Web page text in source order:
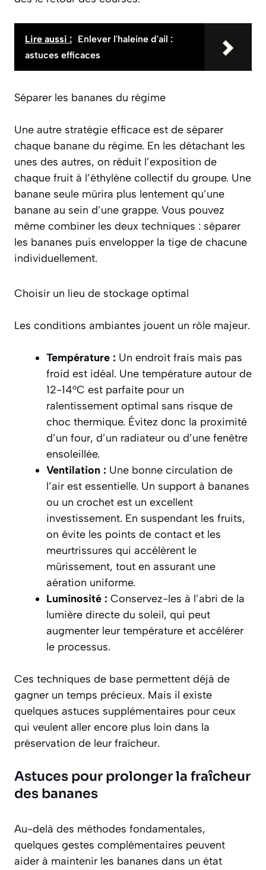
Lire aussi : Enlever l'haleine d'ail :
astuces efficaces
Séparer les bananes du régime
Une autre stratégie efficace est de séparer
chaque banane du régime. En les détachant les
unes des autres, on réduit l’exposition de
chaque fruit à l’éthylène collectif du groupe. Une
banane seule mûrira plus lentement qu’une
banane au sein d’une grappe. Vous pouvez
même combiner les deux techniques : séparer
les bananes puis envelopper la tige de chacune
individuellement.
Choisir un lieu de stockage optimal
Les conditions ambiantes jouent un rôle majeur.
Température : Un endroit frais mais pas
froid est idéal. Une température autour de
12-14°C est parfaite pour un
ralentissement optimal sans risque de
choc thermique. Évitez donc la proximité
d’un four, d’un radiateur ou d’une fenêtre
ensoleillée.
Ventilation : Une bonne circulation de
l’air est essentielle. Un support à bananes
ou un crochet est un excellent
investissement. En suspendant les fruits,
on évite les points de contact et les
meurtrissures qui accélèrent le
mûrissement, tout en assurant une
aération uniforme.
Luminosité : Conservez-les à l’abri de la
lumière directe du soleil, qui peut
augmenter leur température et accélérer
le processus.
Ces techniques de base permettent déjà de
gagner un temps précieux. Mais il existe
quelques astuces supplémentaires pour ceux
qui veulent aller encore plus loin dans la
préservation de leur fraîcheur.
Astuces pour prolonger la fraîcheur
des bananes
Au-delà des méthodes fondamentales,
quelques gestes complémentaires peuvent
aider à maintenir les bananes dans un état